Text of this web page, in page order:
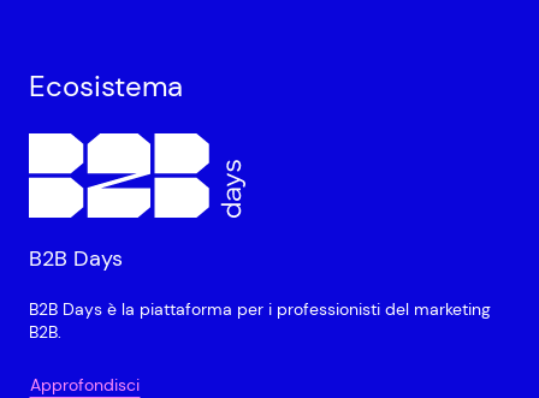
Ecosistema
B2B Days
B2B Days è la piattaforma per i professionisti del marketing
B2B.
Approfondisci